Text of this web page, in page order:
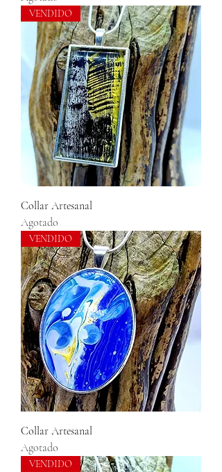
VENDIDO
Collar Artesanal
Agotado
VENDIDO
Collar Artesanal
Agotado
VENDIDO